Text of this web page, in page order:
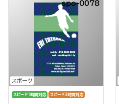
スポーツ
spo-0078
スピード1時間対応 スピード3時間対応